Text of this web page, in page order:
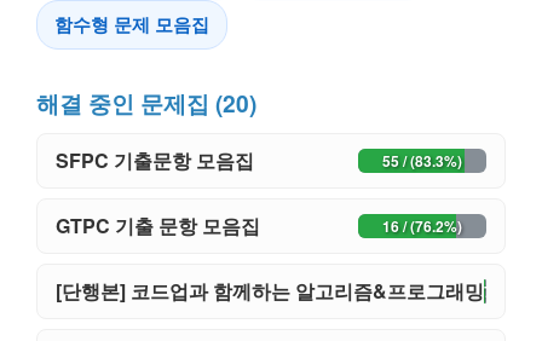
함수형 문제 모음집
해결 중인 문제집 (20)
SFPC 기출문항 모음집 55 / (83.3%)
GTPC 기출 문항 모음집 16 / (76.2%)
[단행본] 코드업과 함께하는 알고리즘&프로그래밍
36 / (72%)